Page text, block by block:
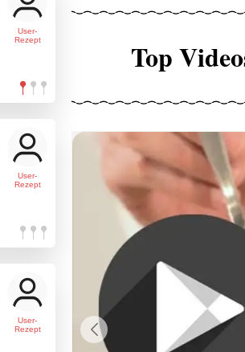
User-
Rezept
User-
Rezept
User-
Rezept
Top
Previous